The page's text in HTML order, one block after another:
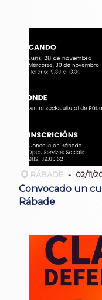
RÁBADE 02/11/
Convocado un
Rábade